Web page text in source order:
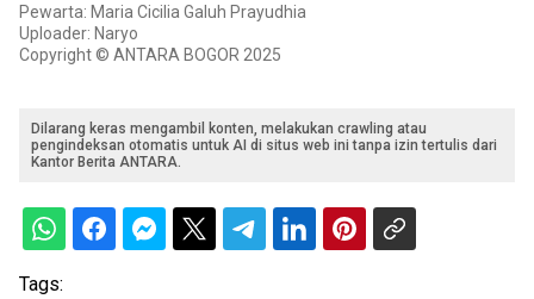
Pewarta: Maria Cicilia Galuh Prayudhia
Uploader: Naryo
Copyright © ANTARA BOGOR 2025
Dilarang keras mengambil konten, melakukan crawling atau
pengindeksan otomatis untuk AI di situs web ini tanpa izin tertulis dari
Kantor Berita ANTARA.
Tags: